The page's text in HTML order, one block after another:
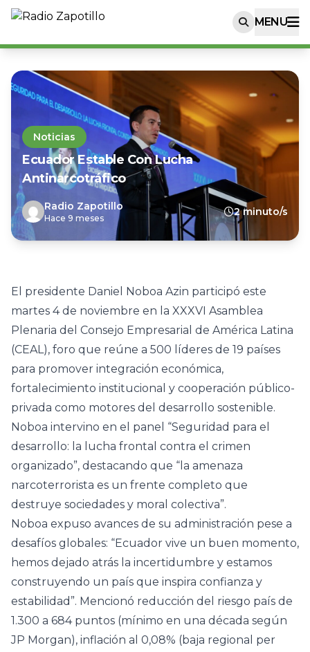
MENU
Noticias
Ecuador Estable Con Lucha
Antinarcotráfico
Radio Zapotillo
Hace 9 meses
2 minuto/s
El presidente Daniel Noboa Azin participó este
martes 4 de noviembre en la XXXVI Asamblea
Plenaria del Consejo Empresarial de América Latina
(CEAL), foro que reúne a 500 líderes de 19 países
para promover integración económica,
fortalecimiento institucional y cooperación público-
privada como motores del desarrollo sostenible.
Noboa intervino en el panel “Seguridad para el
desarrollo: la lucha frontal contra el crimen
organizado”, destacando que “la amenaza
narcoterrorista es un frente completo que
destruye sociedades y moral colectiva”.
Noboa expuso avances de su administración pese a
desafíos globales: “Ecuador vive un buen momento,
hemos dejado atrás la incertidumbre y estamos
construyendo un país que inspira confianza y
estabilidad”. Mencionó reducción del riesgo país de
1.300 a 684 puntos (mínimo en una década según
JP Morgan), inflación al 0,08% (baja regional per